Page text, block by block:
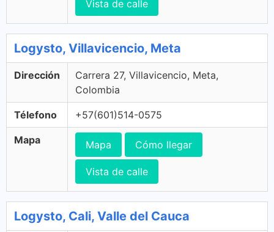
Vista de calle
Logysto, Villavicencio, Meta
Dirección
Carrera 27, Villavicencio, Meta,
Colombia
Télefono +57(601)514-0575
Mapa Mapa Cómo llegar
Vista de calle
Logysto, Cali, Valle del Cauca